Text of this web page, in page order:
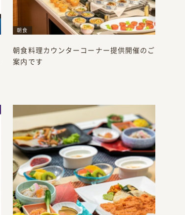
朝食
朝食料理カウンターコーナー提供開催のご
案内です